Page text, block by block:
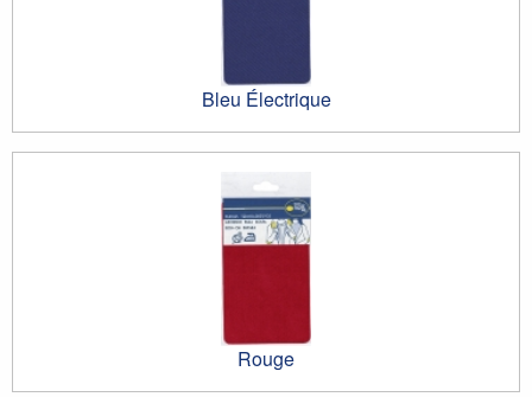
Bleu Électrique
Rouge